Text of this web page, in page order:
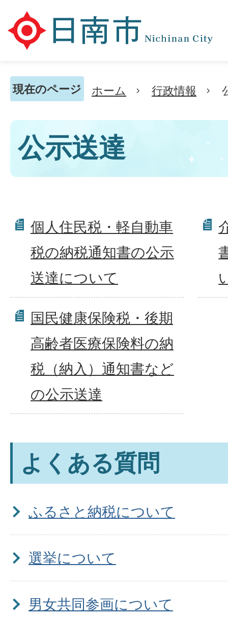
現在のページ ホーム 行政情報
公示送達
個人住民税・軽自動車
税の納税通知書の公示
送達について
国民健康保険税・後期
高齢者医療保険料の納
税（納入）通知書など
の公示送達
よくある質問
ふるさと納税について
選挙について
男女共同参画について